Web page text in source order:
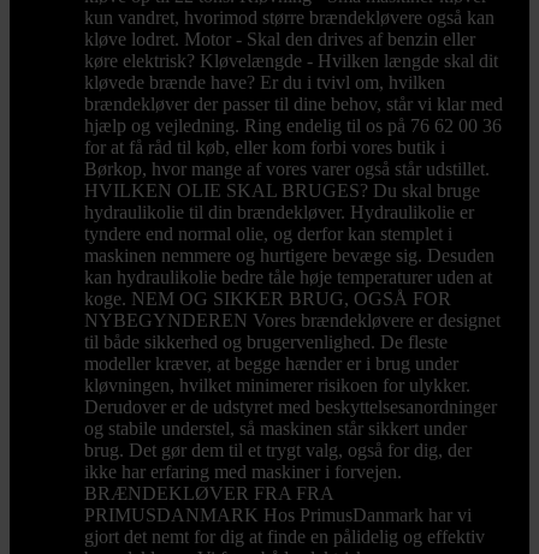
kun vandret, hvorimod større brændekløvere også kan
kløve lodret. Motor - Skal den drives af benzin eller
køre elektrisk? Kløvelængde - Hvilken længde skal dit
kløvede brænde have? Er du i tvivl om, hvilken
brændekløver der passer til dine behov, står vi klar med
hjælp og vejledning. Ring endelig til os på 76 62 00 36
for at få råd til køb, eller kom forbi vores butik i
Børkop, hvor mange af vores varer også står udstillet.
HVILKEN OLIE SKAL BRUGES? Du skal bruge
hydraulikolie til din brændekløver. Hydraulikolie er
tyndere end normal olie, og derfor kan stemplet i
maskinen nemmere og hurtigere bevæge sig. Desuden
kan hydraulikolie bedre tåle høje temperaturer uden at
koge. NEM OG SIKKER BRUG, OGSÅ FOR
NYBEGYNDEREN Vores brændekløvere er designet
til både sikkerhed og brugervenlighed. De fleste
modeller kræver, at begge hænder er i brug under
kløvningen, hvilket minimerer risikoen for ulykker.
Derudover er de udstyret med beskyttelsesanordninger
og stabile understel, så maskinen står sikkert under
brug. Det gør dem til et trygt valg, også for dig, der
ikke har erfaring med maskiner i forvejen.
BRÆNDEKLØVER FRA FRA
PRIMUSDANMARK Hos PrimusDanmark har vi
gjort det nemt for dig at finde en pålidelig og effektiv